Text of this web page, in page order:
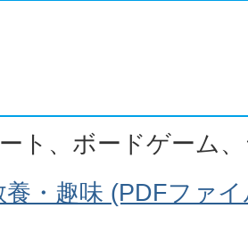
ト、ボードゲーム
養・趣味 (PDFファ